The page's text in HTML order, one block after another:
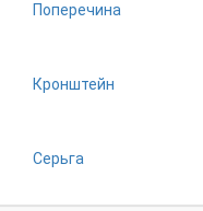
Поперечина
Кронштейн
Серьга